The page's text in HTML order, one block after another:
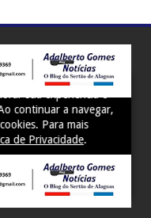
continuar a navegar,
Para mais
de Privacidade.